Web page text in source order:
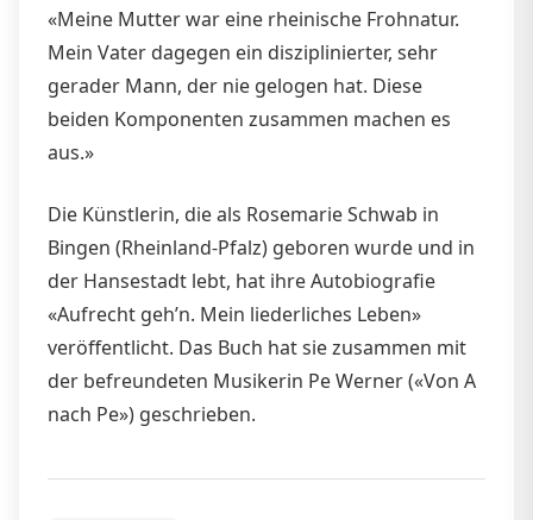
«Meine Mutter war eine rheinische Frohnatur.
Mein Vater dagegen ein disziplinierter, sehr
gerader Mann, der nie gelogen hat. Diese
beiden Komponenten zusammen machen es
aus.»
Die Künstlerin, die als Rosemarie Schwab in
Bingen (Rheinland-Pfalz) geboren wurde und in
der Hansestadt lebt, hat ihre Autobiografie
«Aufrecht geh’n. Mein liederliches Leben»
veröffentlicht. Das Buch hat sie zusammen mit
der befreundeten Musikerin Pe Werner («Von A
nach Pe») geschrieben.